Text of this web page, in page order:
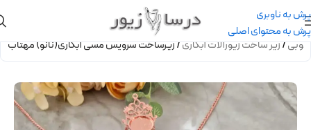
پرش به ناوبری
پرش به محتوای اصلی
کوبی/زیر ساخت زیورآلات آبکاری/زیرساخت سرویس مسی آبکاری(نانو) مهتاب